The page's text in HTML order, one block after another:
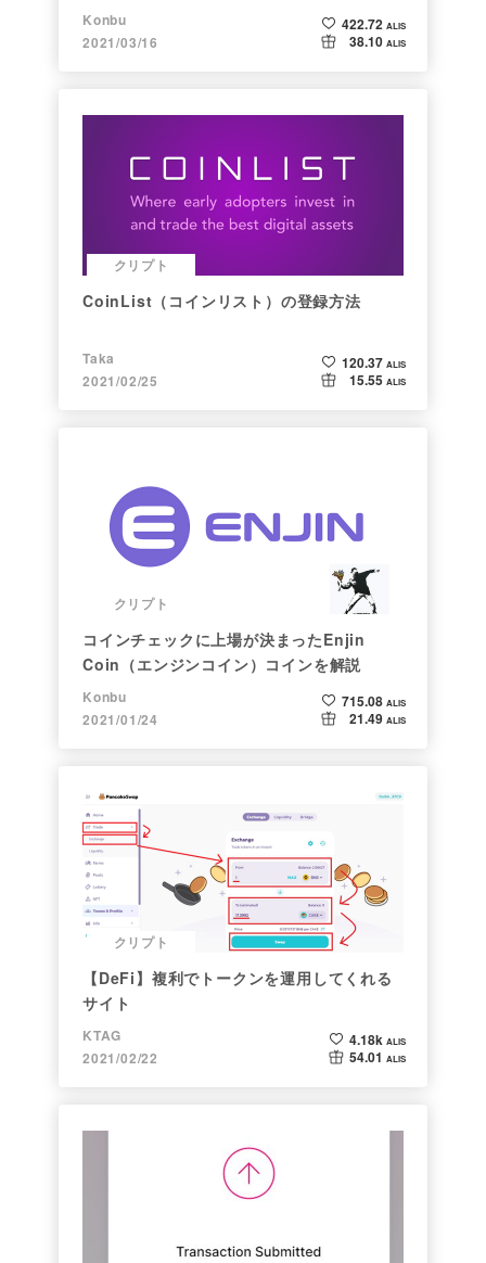
向け情報まとめ）
Konbu
2021/03/16
422.72 ALIS
38.10 ALIS
クリプト
CoinList（コインリスト）の登録方法
Taka
2021/02/25
120.37 ALIS
15.55 ALIS
クリプト
コインチェックに上場が決まったEnjin
Coin（エンジンコイン）コインを解説
Konbu
2021/01/24
715.08 ALIS
21.49 ALIS
クリプト
【DeFi】複利でトークンを運用してくれる
サイト
KTAG
2021/02/22
4.18k ALIS
54.01 ALIS